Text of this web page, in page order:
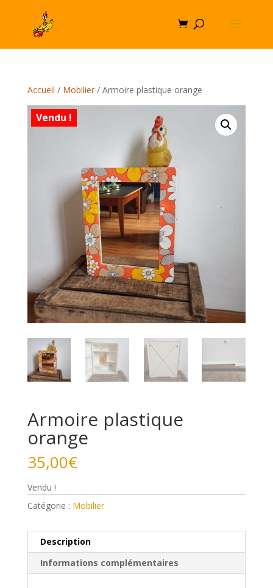
Accueil / Mobilier/ Armoire plastique orange
Vendu !
Armoire plastique
orange
35,00€
Vendu !
Catégorie : Mobilier
Description
Informations complémentaires